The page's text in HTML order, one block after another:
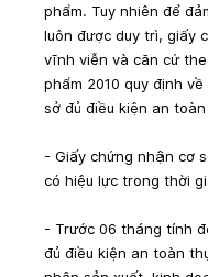
phẩm. Tuy nhiên để
luôn được duy trì, giấy
vĩnh viễn và căn cứ
phẩm 2010 quy định
sở đủ điều kiện an
- Giấy chứng nhận cơ
có hiệu lực trong thời
- Trước 06 tháng tính
đủ điều kiện an toàn